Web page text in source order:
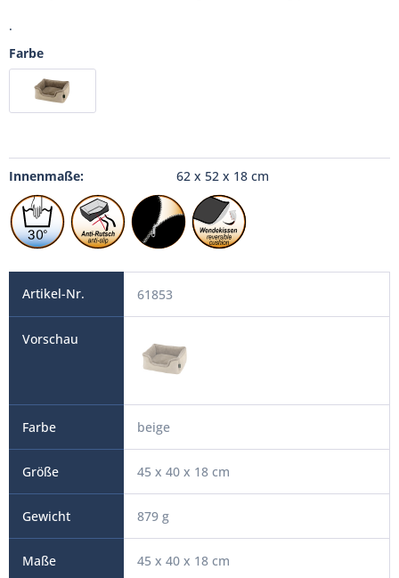
.
Farbe
Innenmaße: 62 x 52 x 18 cm
61853
beige
45 x 40 x 18 cm
879 g
45 x 40 x 18 cm